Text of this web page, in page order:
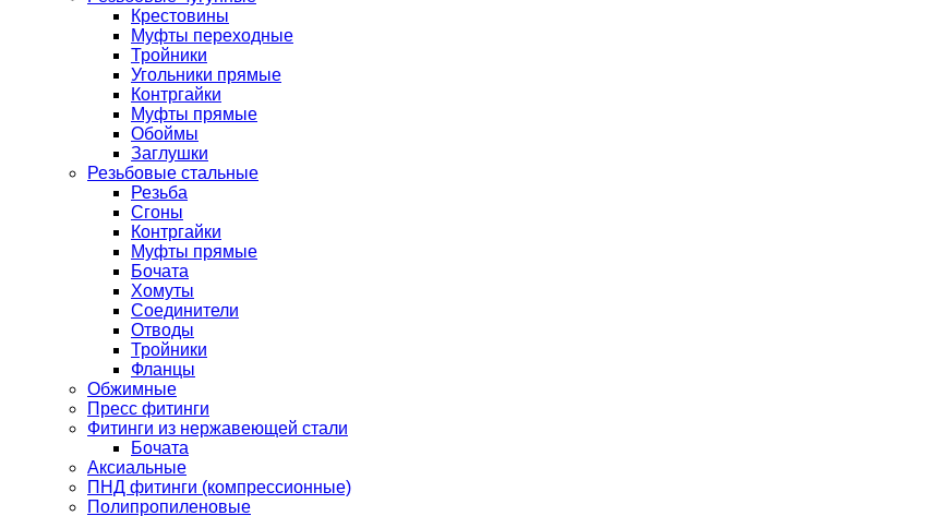
Крестовины
Муфты переходные
Тройники
Угольники прямые
Контргайки
Муфты прямые
Обоймы
Заглушки
Резьбовые стальные
Резьба
Сгоны
Контргайки
Муфты прямые
Бочата
Хомуты
Соединители
Отводы
Тройники
Фланцы
Обжимные
Пресс фитинги
Фитинги из нержавеющей стали
Бочата
Аксиальные
ПНД фитинги (компрессионные)
Полипропиленовые